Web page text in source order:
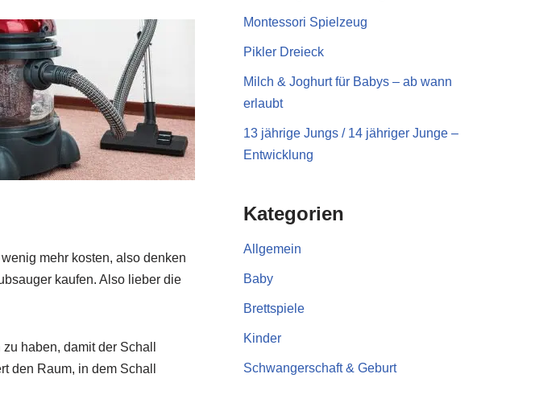
mehr kosten, also denken
kaufen. Also lieber die
haben, damit der Schall
den Raum, in dem Schall
Montessori Spielzeug
Pikler Dreieck
Milch & Joghurt für Babys – ab wann
erlaubt
13 jährige Jungs / 14 jähriger Junge –
Entwicklung
Kategorien
Allgemein
Baby
Brettspiele
Kinder
Schwangerschaft & Geburt